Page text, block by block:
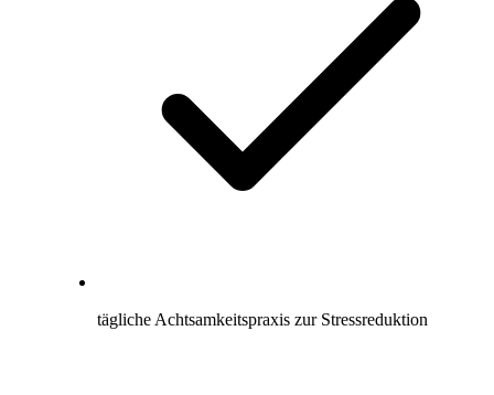
tägliche Achtsamkeitspraxis zur Stressreduktion